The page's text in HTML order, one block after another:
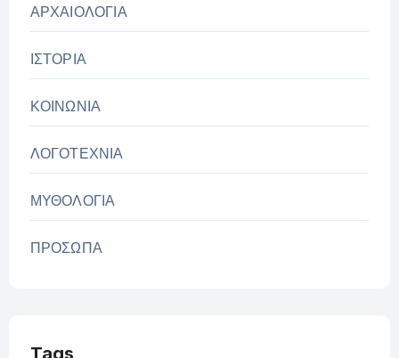
ΑΡΧΑΙΟΛΟΓΙΑ
ΙΣΤΟΡΙΑ
ΚΟΙΝΩΝΙΑ
ΛΟΓΟΤΕΧΝΙΑ
ΜΥΘΟΛΟΓΙΑ
ΠΡΟΣΩΠΑ
Tags